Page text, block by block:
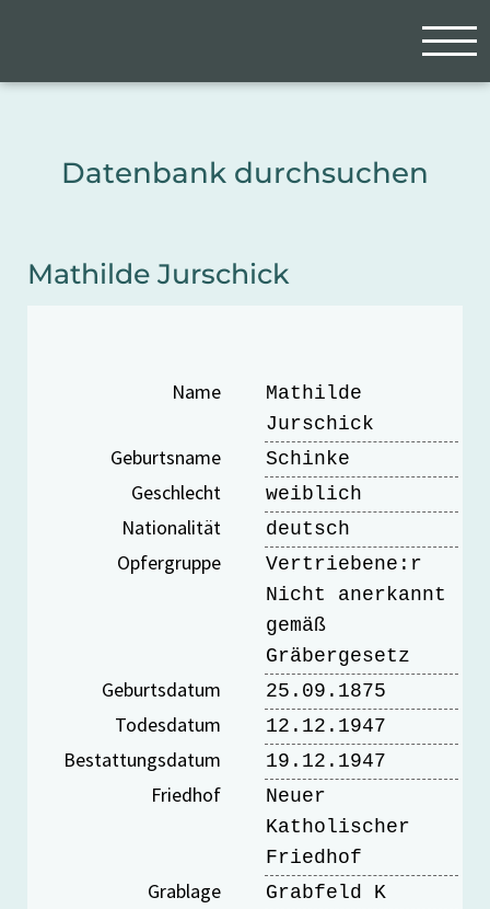
Datenbank durchsuchen
Mathilde Jurschick
Name
Mathilde
Jurschick
Geburtsname Schinke
Geschlecht weiblich
Nationalität deutsch
Opfergruppe
Vertriebene:r
Nicht anerkannt
gemäß
Gräbergesetz
Geburtsdatum 25.09.1875
Todesdatum 12.12.1947
Bestattungsdatum 19.12.1947
Friedhof
Neuer
Katholischer
Friedhof
Grablage Grabfeld K